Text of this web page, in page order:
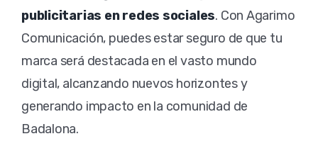
publicitarias en redes sociales. Con Agarimo
Comunicación, puedes estar seguro de que tu
marca será destacada en el vasto mundo
digital, alcanzando nuevos horizontes y
generando impacto en la comunidad de
Badalona.